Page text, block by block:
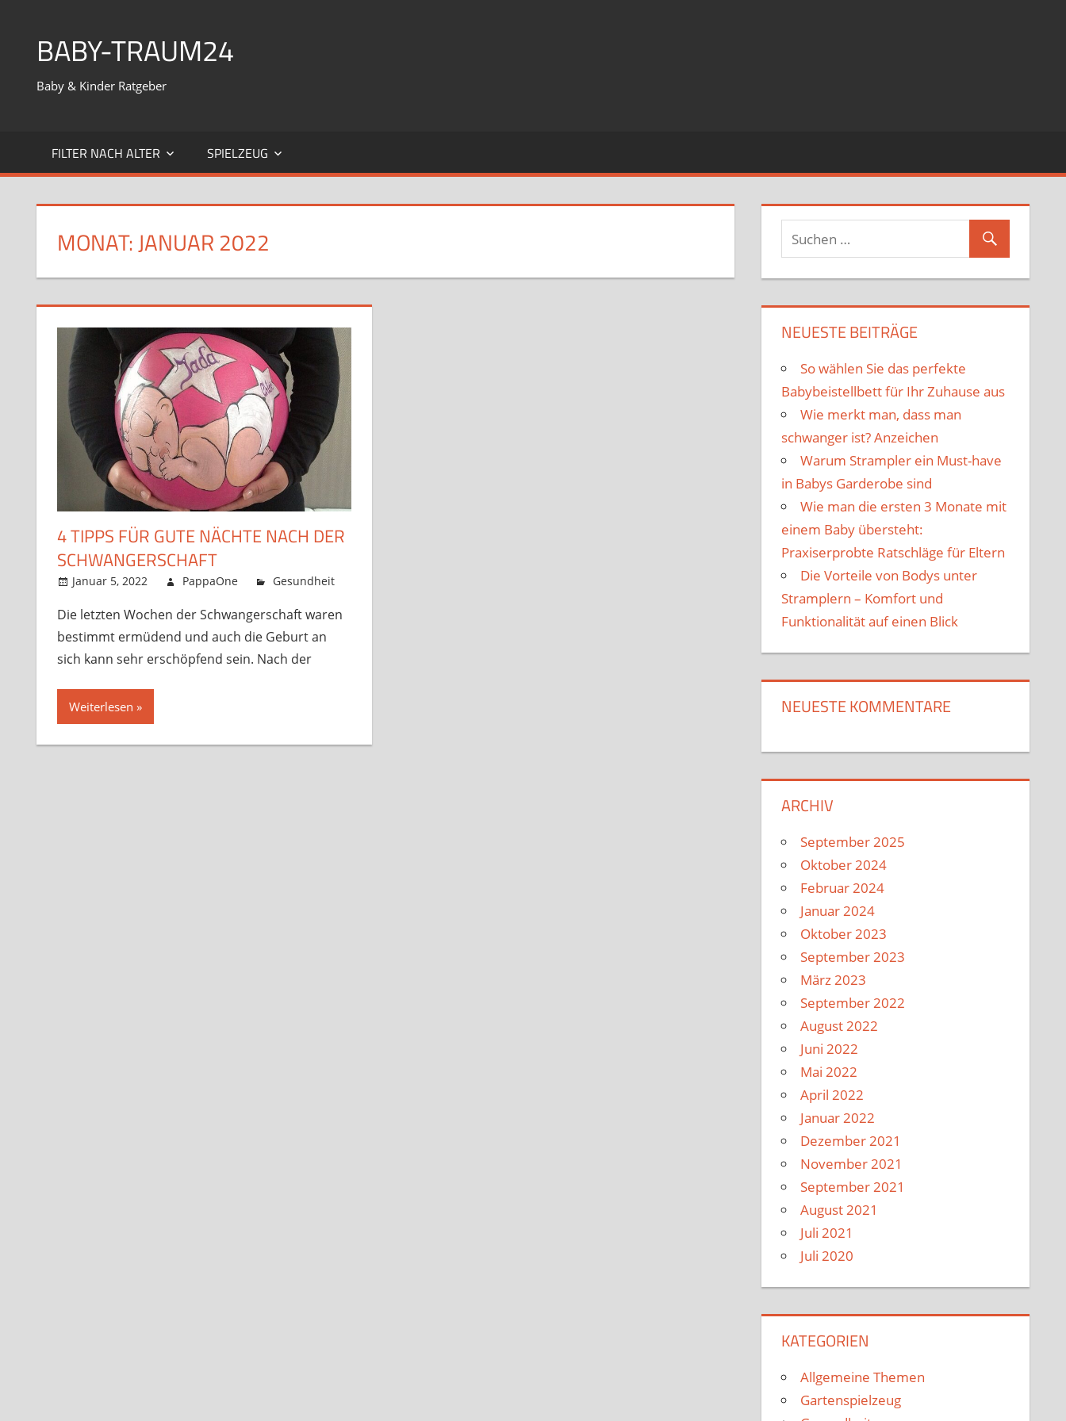
springenBABY-TRAUM24
Baby & Kinder Ratgeber
FILTER NACH ALTER SPIELZEUG
MONAT:JANUAR 2022
4 TIPPS FÜR GUTE NÄCHTE NACH DER
SCHWANGERSCHAFT
Januar 5, 2022 PappaOne Gesundheit
Die letzten Wochen der Schwangerschaft waren
bestimmt ermüdend und auch die Geburt an
sich kann sehr erschöpfend sein. Nach der
Weiterlesen
NEUESTE BEITRÄGE
So wählen Sie das perfekte
Babybeistellbett für Ihr Zuhause aus
Wie merkt man, dass man
schwanger ist? Anzeichen
Warum Strampler ein Must-have
in Babys Garderobe sind
Wie man die ersten 3 Monate mit
einem Baby übersteht:
Praxiserprobte Ratschläge für Eltern
Die Vorteile von Bodys unter
Stramplern – Komfort und
Funktionalität auf einen Blick
NEUESTE KOMMENTARE
ARCHIV
September 2025
Oktober 2024
Februar 2024
Januar 2024
Oktober 2023
September 2023
März 2023
September 2022
August 2022
Juni 2022
Mai 2022
April 2022
Januar 2022
Dezember 2021
November 2021
September 2021
August 2021
Juli 2021
Juli 2020
KATEGORIEN
Allgemeine Themen
Gartenspielzeug